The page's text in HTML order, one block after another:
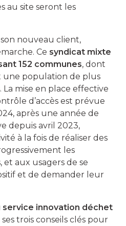
au site seront les
nouveau client,
Ce syndicat mixte
152 communes, dont
une population de plus
La mise en place effective
d’accès est prévue
après une année de
depuis avril 2023,
à la fois de réaliser des
les
et aux usagers de se
et de demander leur
service innovation déchet
trois conseils clés pour